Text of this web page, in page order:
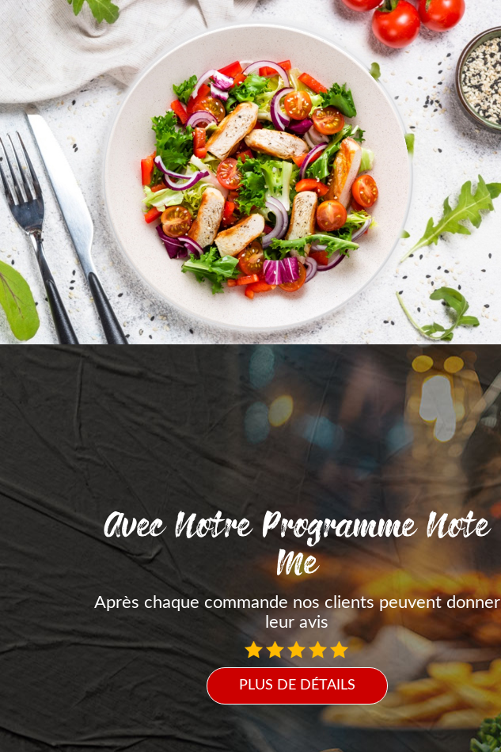
Avec Notre Programme Note
Me
Après chaque commande nos clients peuvent donner
leur avis
PLUS DE DÉTAILS